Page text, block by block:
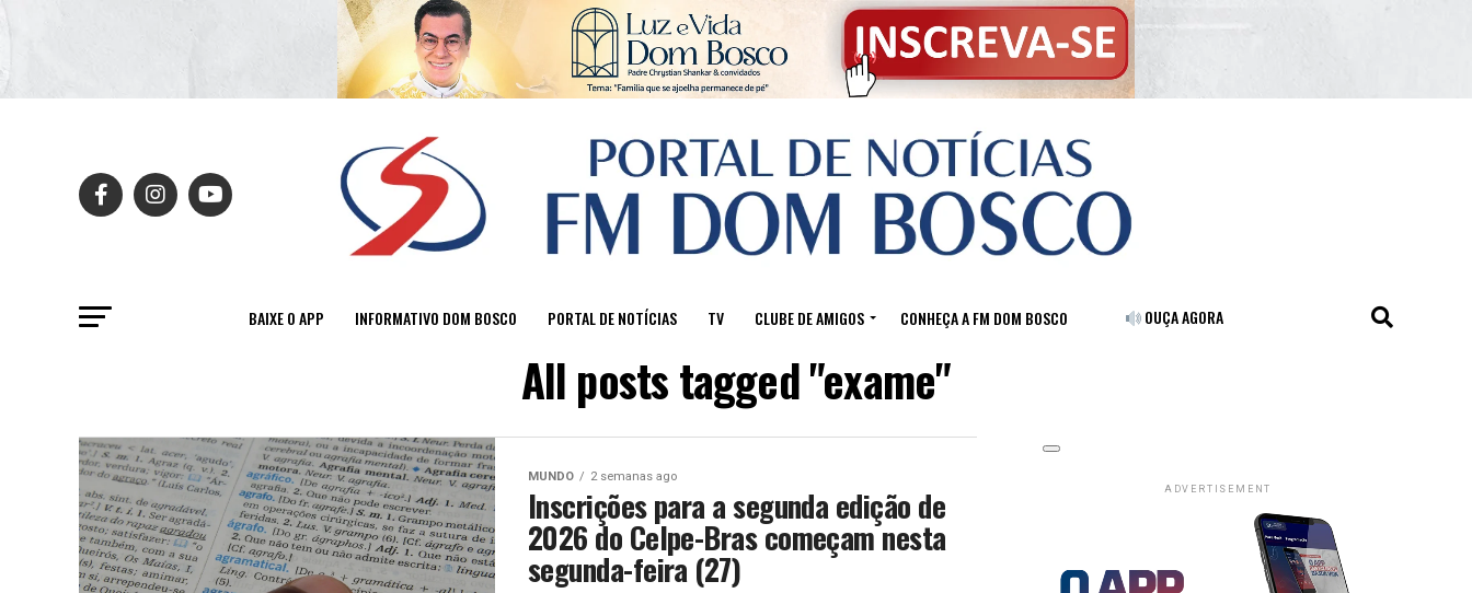
BAIXE O APP INFORMATIVO DOM BOSCO PORTAL DE NOTÍCIAS TV CLUBE DE AMIGOS CONHEÇA A FM DOM BOSCO OUÇA AGORA
All posts tagged "exame"
MUNDO 2 semanas ago
Inscrições para a segunda edição de
2026 do Celpe-Bras começam nesta
segunda-feira (27)
ADVERTISEMENT